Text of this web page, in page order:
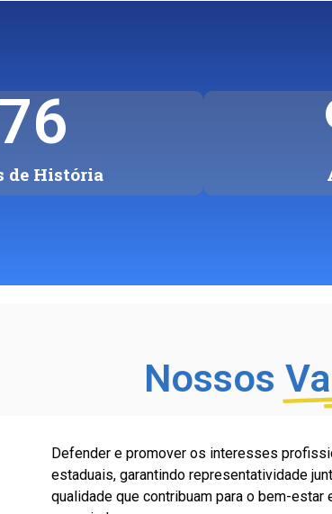
de História
76
Nossos
Defender e promover os interesses
estaduais, garantindo representatividade
qualidade que contribuam para o bem-